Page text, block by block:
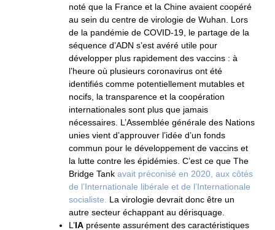
noté que la France et la Chine avaient coopéré
au sein du centre de virologie de Wuhan. Lors
de la pandémie de COVID-19, le partage de la
séquence d’ADN s’est avéré utile pour
développer plus rapidement des vaccins : à
l’heure où plusieurs coronavirus ont été
identifiés comme potentiellement mutables et
nocifs, la transparence et la coopération
internationales sont plus que jamais
nécessaires. L’Assemblée générale des Nations
unies vient d’approuver l’idée d’un fonds
commun pour le développement de vaccins et
la lutte contre les épidémies. C’est ce que The
Bridge Tank avait préconisé en 2020, aux côtés
de l’Internationale libérale et de l’Internationale
socialiste.
La virologie devrait donc être un
autre secteur échappant au dérisquage.
L’IA présente assurément des caractéristiques